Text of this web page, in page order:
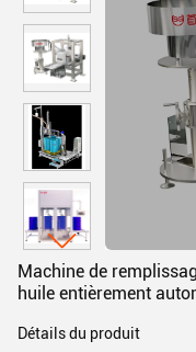
Machine de
huile entièrement
Détails du produit